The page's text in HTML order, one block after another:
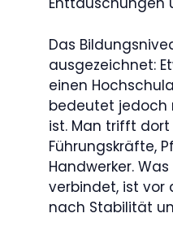
Das
ausgezeichnet:
einen
bedeutet jedoch
ist. Man trifft dort
Führungskräfte,
Handwerker.
verbindet, ist vor
nach Stabilität